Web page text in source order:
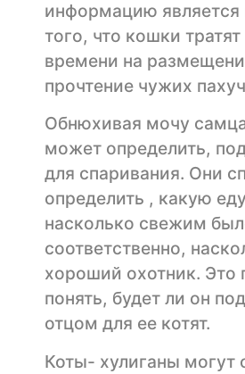
информацию является
того, что кошки
времени на
прочтение чужих
Обнюхивая мочу
может определить,
для спаривания. Они
определить , какую
насколько свежим
соответственно,
хороший охотник. Это
понять, будет ли он
отцом для ее котят.
Коты- хулиганы могут